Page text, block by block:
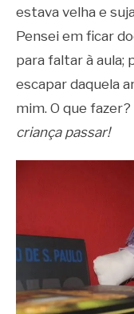
estava velha e
Pensei em ficar
para faltar à aula;
escapar daquela
mim. O que fazer?
criança passar!